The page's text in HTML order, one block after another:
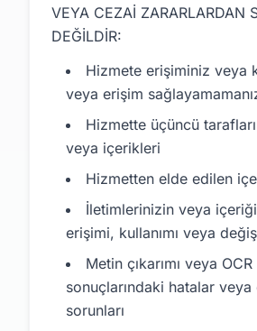
VEYA CEZAİ ZARARLARDAN
DEĞİLDİR:
Hizmete erişiminiz veya
veya erişim
Hizmette üçüncü
veya içerikleri
Hizmetten elde edilen
İletimlerinizin veya
erişimi, kullanımı veya
Metin çıkarımı veya OCR
sonuçlarındaki hatalar
sorunları